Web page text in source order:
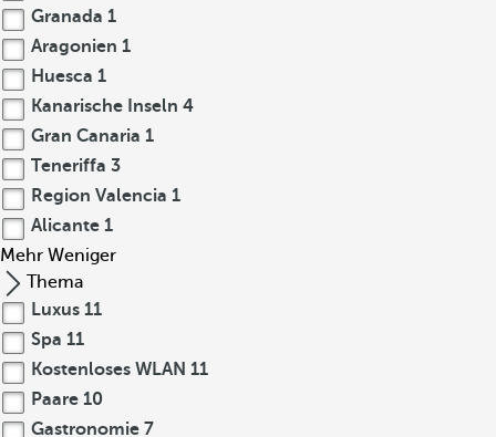
Granada 1
Aragonien 1
Huesca 1
Kanarische Inseln 4
Gran Canaria 1
Teneriffa 3
Region Valencia 1
Alicante 1
Mehr Weniger
Thema
Luxus 11
Spa 11
Kostenloses WLAN 11
Paare 10
Gastronomie 7